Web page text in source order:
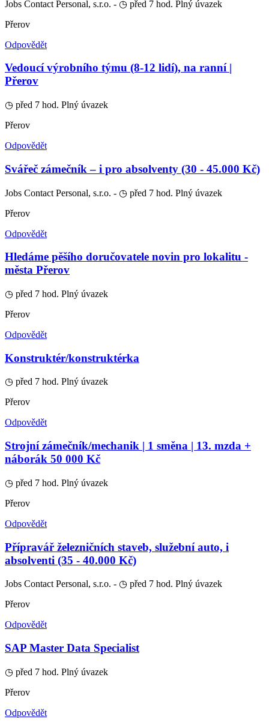
Jobs Contact Personal, s.r.o. - ◷ před 7 hod. Plný úvazek
Přerov
Odpovědět
Vedoucí výrobního týmu (8-12 lidí), na ranní |
Přerov
◷ před 7 hod. Plný úvazek
Přerov
Odpovědět
Svářeč zámečník – i pro absolventy (30 - 45.000 Kč)
Jobs Contact Personal, s.r.o. - ◷ před 7 hod. Plný úvazek
Přerov
Odpovědět
Hledáme pěšího doručovatele novin pro lokalitu -
města Přerov
◷ před 7 hod. Plný úvazek
Přerov
Odpovědět
Konstruktér/konstruktérka
◷ před 7 hod. Plný úvazek
Přerov
Odpovědět
Strojní zámečník/mechanik | 1 směna | 13. mzda +
náborák 50 000 Kč
◷ před 7 hod. Plný úvazek
Přerov
Odpovědět
Přípravář železničních staveb, služební auto, i
absolventi (35 - 40.000 Kč)
Jobs Contact Personal, s.r.o. - ◷ před 7 hod. Plný úvazek
Přerov
Odpovědět
SAP Master Data Specialist
◷ před 7 hod. Plný úvazek
Přerov
Odpovědět